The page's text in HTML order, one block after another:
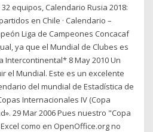
equipos, Calendario Rusia 2018:
en Chile · Calendario –
Liga de Campeones Concacaf
ya que el Mundial de Clubes es
Intercontinental* 8 May 2010 Un
el Mundial. Este es un excelente
del mundial de Estadística de
Internacionales IV (Copa
29 Mar 2006 Pues nuestro "Copa
como en OpenOffice.org no